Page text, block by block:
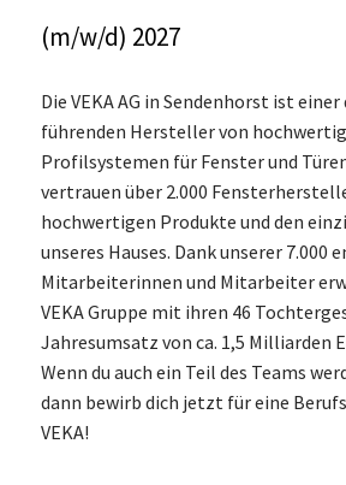
(m/w/d) 2027
Die VEKA AG in Sendenhorst ist
führenden Hersteller von
Profilsystemen für Fenster und
vertrauen über 2.000
hochwertigen Produkte und den
unseres Hauses. Dank unserer 7.000
Mitarbeiterinnen und Mitarbeiter
VEKA Gruppe mit ihren 46
Jahresumsatz von ca. 1,5 Milliarden
Wenn du auch ein Teil des Teams
dann bewirb dich jetzt für eine
VEKA!